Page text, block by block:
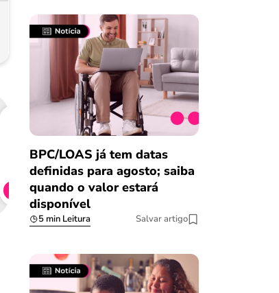
BPC/LOAS já tem datas
definidas para agosto; saiba
quando o valor estará
disponível
5 min Leitura Salvar artigo